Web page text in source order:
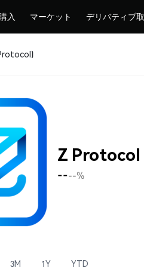
入 マーケット デリバティブ
Z Protocol
----%
3M 1Y YTD